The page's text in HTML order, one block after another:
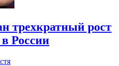
трехкратный рост
России